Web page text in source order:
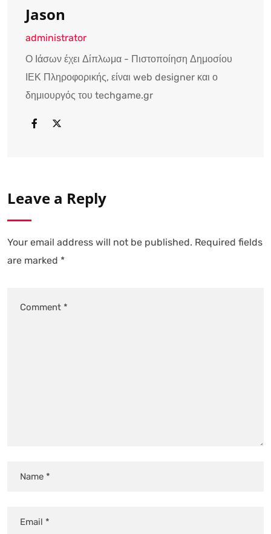
Jason
administrator
Ο Ιάσων έχει Δίπλωμα - Πιστοποίηση Δημοσίου
ΙΕΚ Πληροφορικής, είναι web designer και ο
δημιουργός του techgame.gr
Leave a Reply
Your email address will not be published. Required fields
are marked *